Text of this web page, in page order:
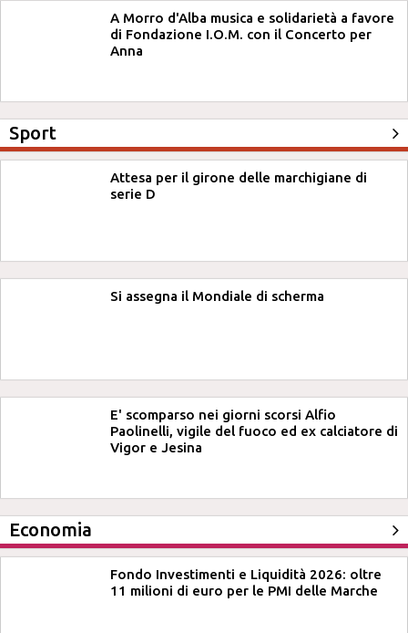
A Morro d'Alba musica e solidarietà a favore
di Fondazione I.O.M. con il Concerto per
Anna
Sport
Attesa per il girone delle marchigiane di
serie D
Si assegna il Mondiale di scherma
E' scomparso nei giorni scorsi Alfio
Paolinelli, vigile del fuoco ed ex calciatore di
Vigor e Jesina
Economia
Fondo Investimenti e Liquidità 2026: oltre
11 milioni di euro per le PMI delle Marche